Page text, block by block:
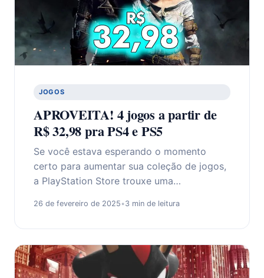
JOGOS
APROVEITA! 4 jogos a partir de
R$ 32,98 pra PS4 e PS5
Se você estava esperando o momento
certo para aumentar sua coleção de jogos,
a PlayStation Store trouxe uma…
26 de fevereiro de 2025•3 min de leitura